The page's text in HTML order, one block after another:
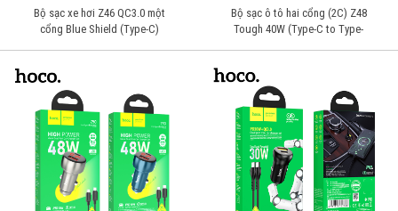
Bộ sạc xe hơi Z46 QC3.0 một
cổng Blue Shield (Type-C)
Bộ sạc ô tô hai cổng (2C) Z48
Tough 40W (Type-C to Type-